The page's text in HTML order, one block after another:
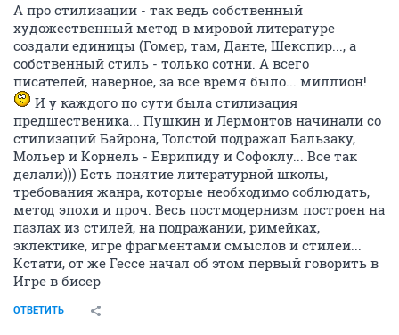
А про стилизации - так ведь собственный
художественный метод в мировой литературе
создали единицы (Гомер, там, Данте, Шекспир..., а
собственный стиль - только сотни. А всего
писателей, наверное, за все время было... миллион!
И у каждого по сути была стилизация
предшественика... Пушкин и Лермонтов начинали со
стилизаций Байрона, Толстой подражал Бальзаку,
Мольер и Корнель - Еврипиду и Софоклу... Все так
делали))) Есть понятие литературной школы,
требования жанра, которые необходимо соблюдать,
метод эпохи и проч. Весь постмодернизм построен на
пазлах из стилей, на подражании, римейках,
эклектике, игре фрагментами смыслов и стилей...
Кстати, от же Гессе начал об этом первый говорить в
Игре в бисер
ОТВЕТИТЬ